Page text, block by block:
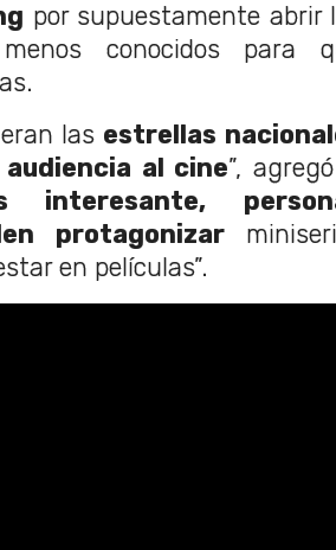
por supuestamente abrir
conocidos para
las estrellas
al cine”,
interesante,
protagonizar
en películas”.